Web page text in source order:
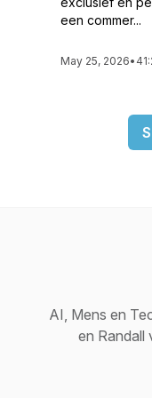
een commer...
May 25, 2026•
AI, Mens en
en